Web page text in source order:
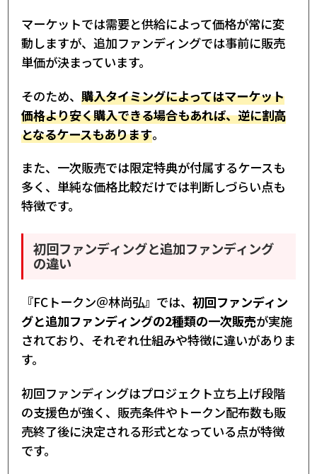
マーケットでは需要と供給によって価格が常に変
動しますが、追加ファンディングでは事前に販売
単価が決まっています。
そのため、 購入タイミングによってはマーケット
価格より安く購入できる場合もあれば、逆に割高
となるケースもあります。
また、一次販売では限定特典が付属するケースも
多く、単純な価格比較だけでは判断しづらい点も
特徴です。
初回ファンディングと追加ファンディング
の違い
『FCトークン＠林尚弘』では、 初回ファンディン
グと追加ファンディングの2種類の一次販売が実施
されており、それぞれ仕組みや特徴に違いがありま
す。
初回ファンディングはプロジェクト立ち上げ段階
の支援色が強く、販売条件やトークン配布数も販
売終了後に決定される形式となっている点が特徴
です。